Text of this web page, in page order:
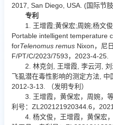
2017, San Diego, USA. (国际节
专利
1. 王增霞;黄保宏;周婉;杨文
Portable intelligent temperature
forTelenomus remusNixon，尼
F/PT/C/2023/7593，2023-4-25.
2. 林克剑, 王增霞, 李云河,
飞虱潜在毒性影响的测定方法,
2012-3-13. （发明专利）
3. 王增霞，黄保宏，周婉，
利号：ZL202121920344.6，
4. 杨文俊，王增霞，黄保宏